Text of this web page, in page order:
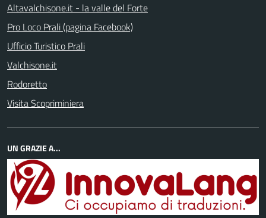
Altavalchisone.it - la valle del Forte
Pro Loco Prali (pagina Facebook)
Ufficio Turistico Prali
Valchisone.it
Rodoretto
Visita Scopriminiera
UN GRAZIE A...